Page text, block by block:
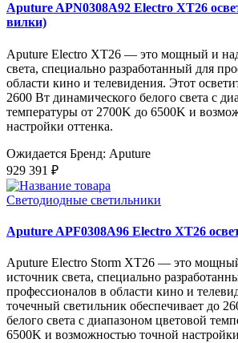
Aputure APN0308A92 Electro XT26
вилки)
Aputure Electro XT26 — это мощный и
света, специально разработанный для
области кино и телевидения. Этот
2600 Вт динамического белого света с
температуры от 2700K до 6500K и
настройки оттенка.
Ожидается Бренд: Aputure
929 391 ₽
Светодиодные светильники
Aputure APF0308A96 Electro XT26
Aputure Electro Storm XT26 — это
источник света, специально
профессионалов в области кино и
точечный светильник обеспечивает до
белого света с диапазоном цветовой
6500K и возможностью точной